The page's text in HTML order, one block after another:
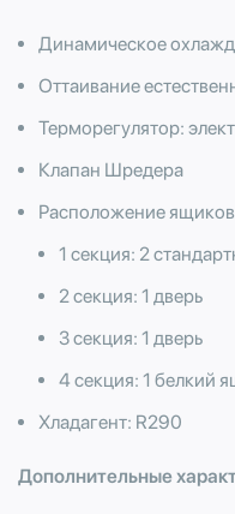
Динамическое
Оттаивание
Терморегулятор:
Клапан Шредера
Расположение
1 секция: 2
2 секция: 1 дверь
3 секция: 1 дверь
4 секция: 1 белкий
Хладагент: R290
Дополнительные